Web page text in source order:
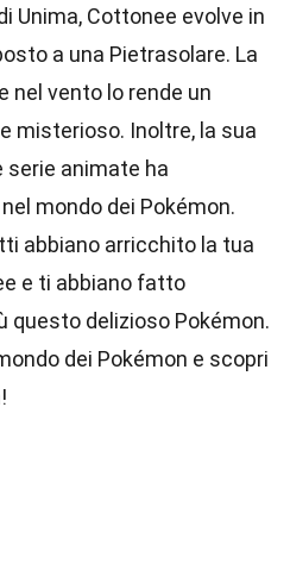
Unima, Cottonee evolve in
a una Pietrasolare. La
nel vento lo rende un
misterioso. Inoltre, la sua
serie animate ha
mondo dei Pokémon.
abbiano arricchito la tua
e ti abbiano fatto
questo delizioso Pokémon.
dei Pokémon e scopri